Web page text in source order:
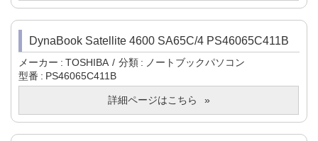
DynaBook Satellite 4600 SA65C/4 PS46065C411B
メーカー TOSHIBA 分類
ノートブックパソコン
型番
PS46065C411B
詳細ページはこちら